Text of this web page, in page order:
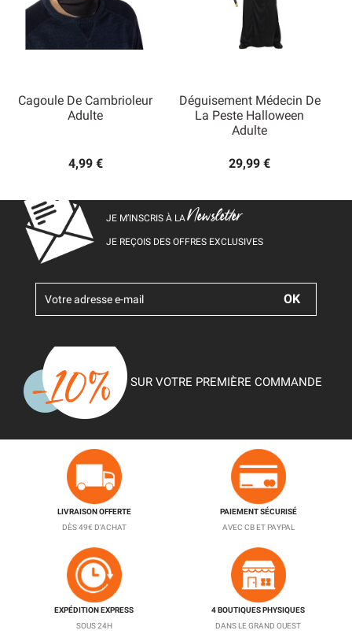
Cagoule De Cambrioleur
Adulte
4,99 €
Déguisement Médecin De
La Peste Halloween
Adulte
29,99 €
JE M’INSCRIS À LANewsletter
JE REÇOIS DES OFFRES EXCLUSIVES
SUR VOTRE PREMIÈRE COMMANDE
LIVRAISON OFFERTE
DÈS 49€ D'ACHAT
PAIEMENT SÉCURISÉ
AVEC CB ET PAYPAL
EXPÉDITION EXPRESS
SOUS 24H
4 BOUTIQUES PHYSIQUES
DANS LE GRAND OUEST